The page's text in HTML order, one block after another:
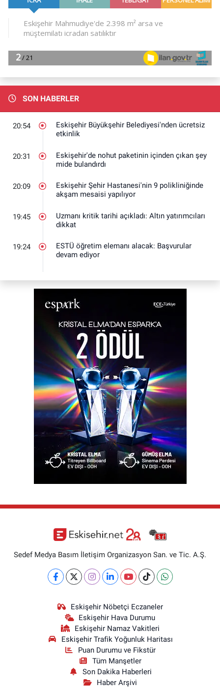
SON HABERLER
20:54
Eskişehir Büyükşehir Belediyesi'nden ücretsiz
etkinlik
20:31
Eskişehir'de nohut paketinin içinden çıkan şey
mide bulandırdı
20:09
Eskişehir Şehir Hastanesi'nin 9 polikliniğinde
akşam mesaisi yapılıyor
19:45
Uzmanı kritik tarihi açıkladı: Altın yatırımcıları
dikkat
19:24
ESTÜ öğretim elemanı alacak: Başvurular
devam ediyor
Sedef Medya Basım İletişim Organizasyon San. ve Tic. A.Ş.
Eskişehir Nöbetçi Eczaneler
Eskişehir Hava Durumu
Eskişehir Namaz Vakitleri
Eskişehir Trafik Yoğunluk Haritası
Puan Durumu ve Fikstür
Tüm Manşetler
Son Dakika Haberleri
Haber Arşivi